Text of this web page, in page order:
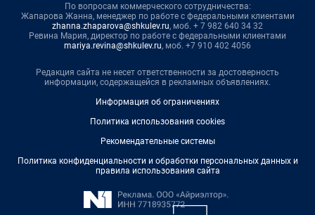
По вопросам коммерческого сотрудничества:
Жапарова Жанна, менеджер по работе с федеральными клиентами
zhanna.zhaparova@shkulev.ru, моб. + 7 982 640 34 32
Ревина Мария, директор по работе с федеральными клиентами
mariya.revina@shkulev.ru, моб. +7 910 402 4056
Редакция сайта не несет ответственности за достоверность
информации, содержащейся в рекламных объявлениях.
Информация об ограничениях
Политика использования cookies
Рекомендательные системы
Политика конфиденциальности и обработки персональных данных и
правила использования сайта